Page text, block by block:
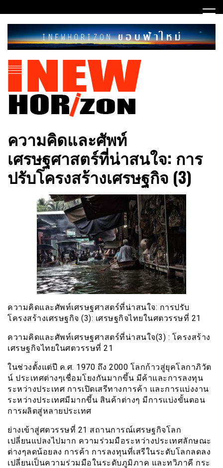
to
content
INEWHORIZON
ความคิดและศัพท์
เศรษฐศาสตร์ที่น่าสนใจ: การ
ปรับโครงสร้างเศรษฐกิจ​ (3)
ความคิดและศัพท์​เศรษฐศาสตร์ที่น่าสนใจ: การปรับ
โครงสร้างเศรษฐกิจ (3): เศรษฐกิจไทยในศตวรรษที่ 21
ความคิดและศัพท์เศรษฐศาสตร์ที่น่าสนใจ(3) : โครงสร้าง
เศรษฐกิจไทยในศตวรรษที่ 21
ในช่วงตั้งแต่ปี ค.ศ. 1970 ถึง 2000 โลกก้าวสู่ยุคโลกาภิวัต
น์ ประเทศต่างๆเชื่อมโยงกันมากขึ้น มีค้าและการลงทุน
ระหว่างประเทศ การเปิดเสรีทางการค้า และการแบ่งงาน
ระหว่างประเทศมีมากขึ้น สินค้าต่างๆ มีการแบ่งขั้นตอน
การผลิตสู่หลายประเทศ
ย่างเข้าสู่ศตวรรษที่ 21 สถานการณ์เศรษฐกิจโลก
เปลี่ยนแปลงไปมาก ความร่วมมือระหว่างประเทศลักษณะ
ต่างๆลดน้อยลง การค้า การลงทุนที่เสรีในระดับโลกลดลง
เปลี่ยนเป็นความร่วมมือในระดับภูมิภาค และทวิภาคี กระ